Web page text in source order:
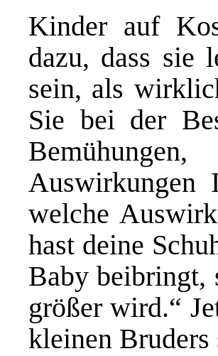
Kinder auf
dazu, dass sie
sein, als
Sie bei der
Auswirkungen
welche
hast deine
Baby beibringt,
größer wird.“
kleinen Bruders